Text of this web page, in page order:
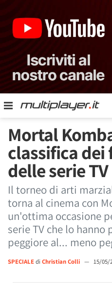
Mortal
classifica dei
delle serie TV
Il torneo di arti
torna al cinema con
un'ottima occasione
serie TV che lo hanno
peggiore al... meno
SPECIALEdi Christian Colli — 15/05/